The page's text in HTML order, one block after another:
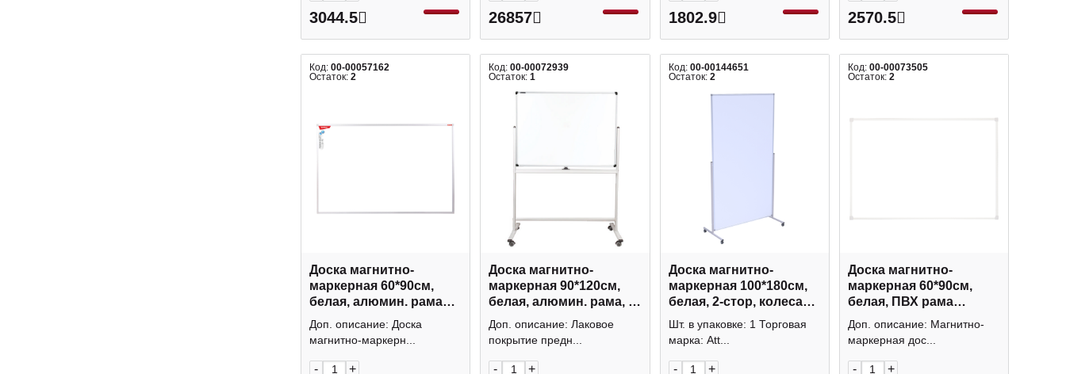
3044.5 26857 1802.9 2570.5
Код: 00-00057162
Остаток: 2
Доска магнитно-
маркерная 60*90см,
белая, алюмин. рама
"Premium" SDm_07030
Berlingo
Доп. описание: Доска
магнитно-маркерн...
- +
Код:00-00072939
Остаток:1
Доска магнитно-
маркерная 90*120см,
белая, алюмин. рама, 2-
стор, колеса "Premium"
236851 Brauberg
Доп. описание: Лаковое
покрытие предн...
- +
Код: 00-00144651
Остаток: 2
Доска магнитно-
маркерная 100*180см,
белая, 2-стор, колеса
"Mobile" 2268139
Attache
Шт. в упаковке: 1 Торговая
марка: Att...
- +
Код: 00-00073505
Остаток: 2
Доска магнитно-
маркерная 60*90см,
белая, ПВХ рама
MR_20413 OfficeSpace
Доп. описание: Магнитно-
маркерная дос...
- +